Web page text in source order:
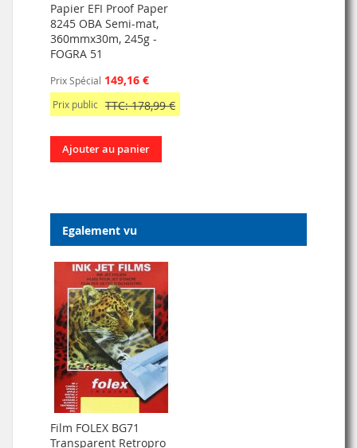
Papier EFI Proof Paper
8245 OBA Semi-mat,
360mmx30m, 245g -
FOGRA 51
Prix Spécial 149,16 €
Prix public TTC: 178,99 €
Ajouter au panier
Egalement vu
Film FOLEX BG71
Transparent Retropro